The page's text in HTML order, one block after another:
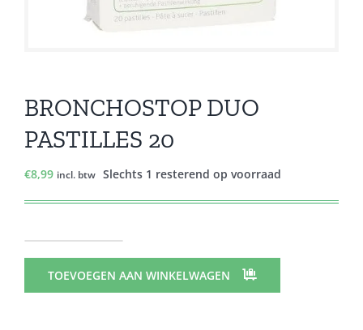
BRONCHOSTOP DUO
PASTILLES 20
€8,99 incl. btw Slechts 1 resterend op voorraad
DUO
PASTILLES
TOEVOEGEN AAN WINKELWAGEN